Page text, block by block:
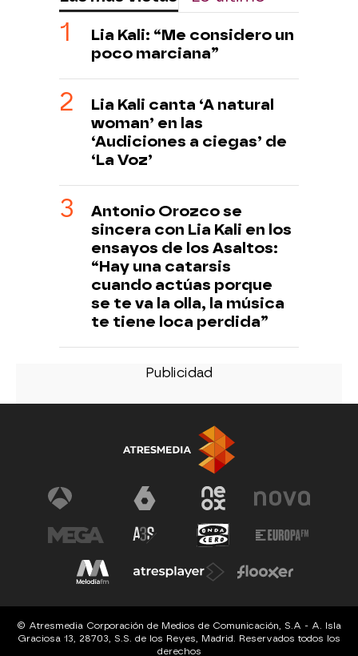
Lia Kali: “Me considero un
poco marciana”
Lia Kali canta ‘A natural
woman’ en las
‘Audiciones a ciegas’ de
‘La Voz’
Antonio Orozco se
sincera con Lia Kali en los
ensayos de los Asaltos:
“Hay una catarsis
cuando actúas porque
se te va la olla, la música
te tiene loca perdida”
© Atresmedia Corporación de Medios de Comunicación, S.A - A. Isla
Graciosa 13, 28703, S.S. de los Reyes, Madrid. Reservados todos los
derechos